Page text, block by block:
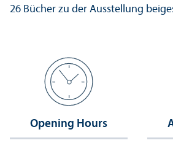
26 Bücher zu der Ausstellung
Opening Hours